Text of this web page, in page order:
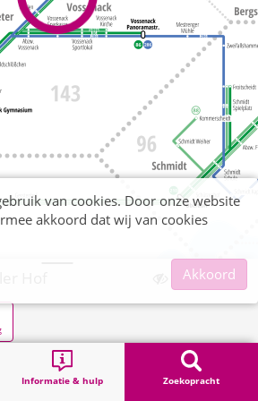
Informatie & hulp Zoekopracht
Hof
van cookies. Door onze website
akkoord dat wij van cookies
Akkoord